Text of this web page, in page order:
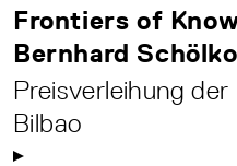
Frontiers of
Bernhard
Preisverleihung
Bilbao